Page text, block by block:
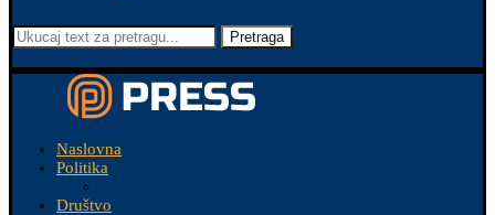
Pretraga
Naslovna
Politika
Društvo